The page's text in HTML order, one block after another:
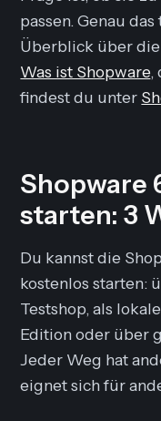
passen. Genau
Überblick über
Was ist Shopware,
findest du unter
Shopware
starten: 3
Du kannst die
kostenlos starten:
Testshop, als
Edition oder über
Jeder Weg hat
eignet sich für